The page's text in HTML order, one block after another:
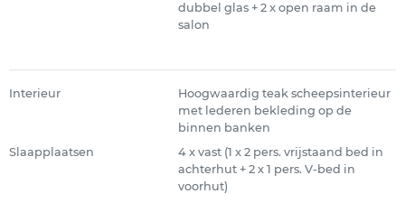
dubbel glas + 2 x open raam in de
salon
Interieur
Hoogwaardig teak scheepsinterieur
met lederen bekleding op de
binnen banken
Slaapplaatsen
4 x vast (1 x 2 pers. vrijstaand bed in
achterhut + 2 x 1 pers. V-bed in
voorhut)